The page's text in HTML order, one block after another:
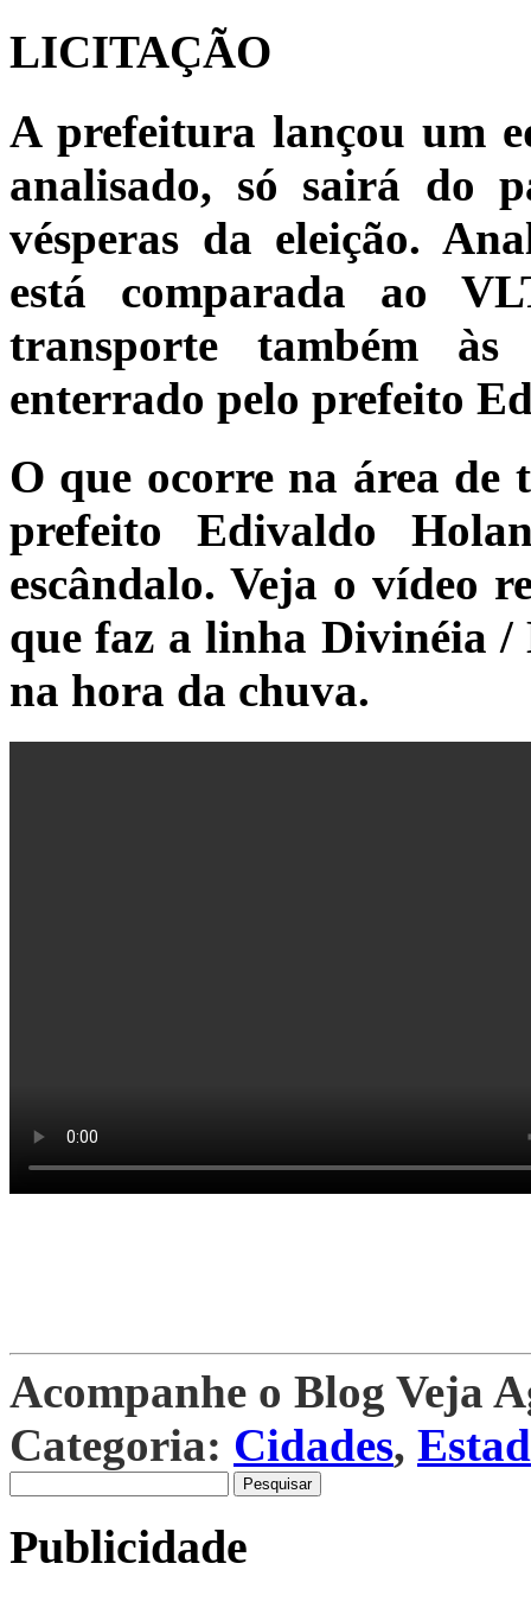
LICITAÇÃO
A prefeitura lançou um
analisado, só sairá do
vésperas da eleição.
está comparada ao
transporte também
enterrado pelo prefeito
O que ocorre na área
prefeito Edivaldo
escândalo. Veja o vídeo
que faz a linha Divinéia /
na hora da chuva.
Acompanhe o Blog Veja
Categoria: Cidades,
por:
Publicidade